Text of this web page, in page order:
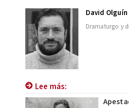
David Olguín
Dramaturgo y
Lee más: